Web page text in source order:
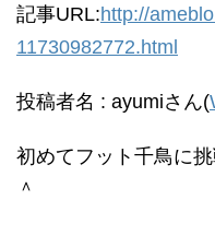
記事URL:http://
11730982772.html
投稿者名 : ayumiさん(
初めてフット千鳥に
＾